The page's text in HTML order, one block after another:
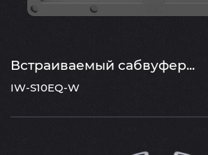
Встраиваемый сабвуфер...
IW-S10EQ-W